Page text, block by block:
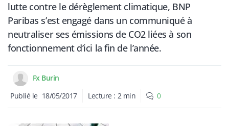
lutte contre le dérèglement climatique, BNP
Paribas s’est engagé dans un communiqué à
neutraliser ses émissions de CO2 liées à son
fonctionnement d’ici la fin de l’année.
Fx Burin
Publié le 18/05/2017 Lecture : 2 min 0